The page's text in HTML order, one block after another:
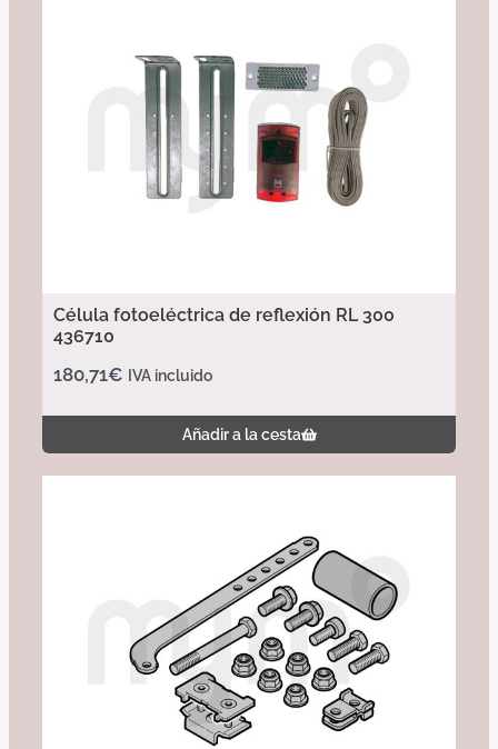
Célula fotoeléctrica de reflexión RL 300
436710
180,71€ IVA incluido
Añadir a la cesta